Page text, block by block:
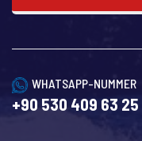
WHATSAPP-NUMMER
+90 530 409 63 25